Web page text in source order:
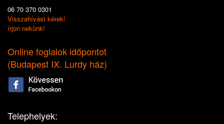
06 70 370 0301
Visszahívást kérek!
írjon nekünk!
Online foglalok időpontot
(Budapest IX. Lurdy ház)
Telephelyek: